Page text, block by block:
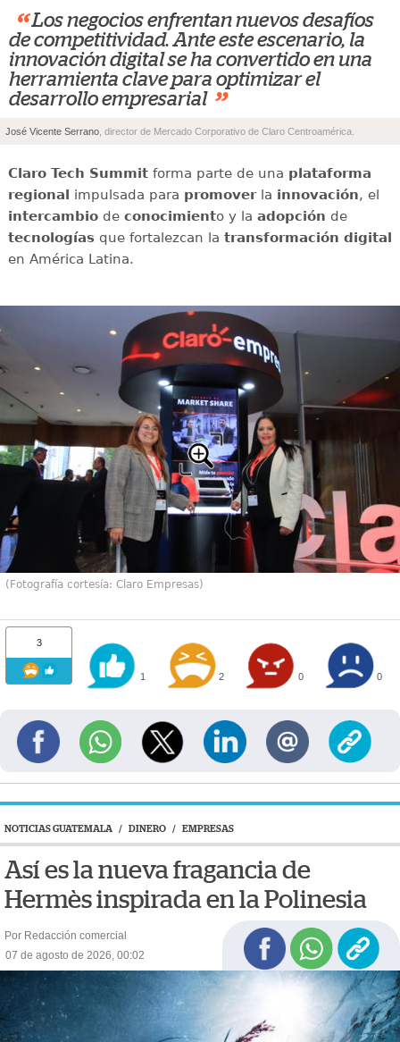
“ Los negocios enfrentan nuevos desafíos
de competitividad. Ante este escenario, la
innovación digital se ha convertido en una
herramienta clave para optimizar el
desarrollo empresarial ”
José Vicente Serrano , director de Mercado Corporativo de Claro Centroamérica.
Claro Tech Summitforma parte de una plataforma
regional impulsada para promoverla innovación, el
intercambiode conocimiento y la adopción de
tecnologíasque fortalezcan la transformación digital
en América Latina.
(Fotografía cortesía: Claro Empresas)
3
1 2 0 0
NOTICIAS GUATEMALA / DINERO / EMPRESAS
Así es la nueva fragancia de
Hermès inspirada en la Polinesia
Por Redacción comercial
07 de agosto de 2026, 00:02